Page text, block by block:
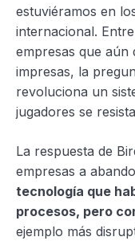
estuviéramos en
internacional.
empresas que aún
impresas, la
revoluciona un
jugadores se
La respuesta de
empresas a
tecnología que
procesos, pero
ejemplo más